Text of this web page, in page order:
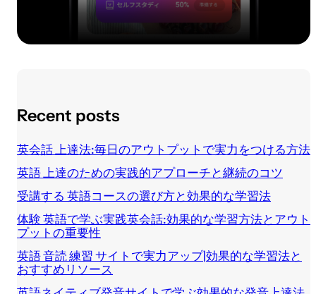
Recent posts
英会話 上達法:毎日のアウトプットで実力をつける方法
英語 上達のための実践的アプローチと継続のコツ
受講する 英語コースの選び方と効果的な学習法
体験 英語で学ぶ実践英会話:効果的な学習方法とアウト
プットの重要性
英語 音読 練習 サイトで実力アップ|効果的な学習法と
おすすめリソース